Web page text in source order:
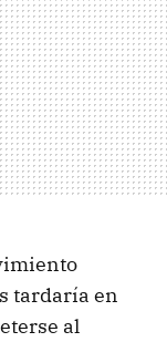
tardaría en
al